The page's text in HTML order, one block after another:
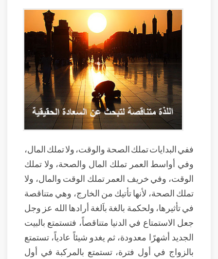
ففي البدايات تملك الصحة والوقت، ولا تملك المال،
وفي أواسط العمر تملك المال والصحة، ولا تملك
الوقت، وفي خريف العمر تملك الوقت والمال، ولا
تملك الصحة، لأنها تأتيك من الخارج، وهي متناقصة
في تأثيرها، ولحكمة بالغة باَلغة أرادها الله عز وجل
جعل الاستمتاع في الدنيا متناقصاً، فتستمتع بالبيت
الجديد أشهرًا معدودة، ثم يغدو شيئاً عادياً، تستمتع
بالزواج في أول فترة، تستمتع بالمركبة في أول